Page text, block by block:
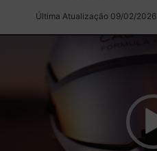
Última Atualização 09/02/2026
Tocador